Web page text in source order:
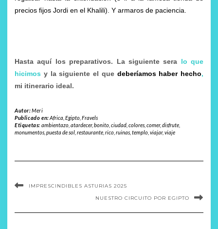
precios fijos Jordi en el Khalili). Y armaros de paciencia.
Hasta aquí los preparativos. La siguiente sera lo que
hicimos y la siguiente el que deberíamos haber hecho,
mi itinerario ideal.
Autor:Meri
Publicado en:Africa ,Egipto ,Fravels
Etiquetas: ambientazo, atardecer, bonito, ciudad, colores, comer, disfrute,
monumentos puesta de sol restaurante rico ruinas templo viajar, viaje
IMPRESCINDIBLES ASTURIAS 2025
NUESTRO CIRCUITO POR EGIPTO